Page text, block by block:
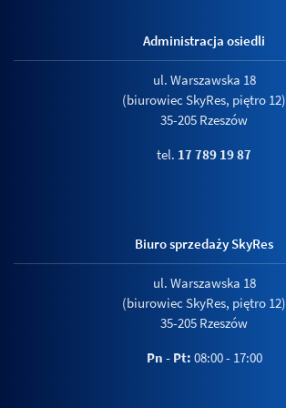
Administracja osiedli
ul. Warszawska 18
(biurowiec SkyRes, piętro 12)
35-205 Rzeszów
tel. 17 789 19 87
Biuro sprzedaży SkyRes
ul. Warszawska 18
(biurowiec SkyRes, piętro 12)
35-205 Rzeszów
Pn - Pt: 08:00 - 17:00